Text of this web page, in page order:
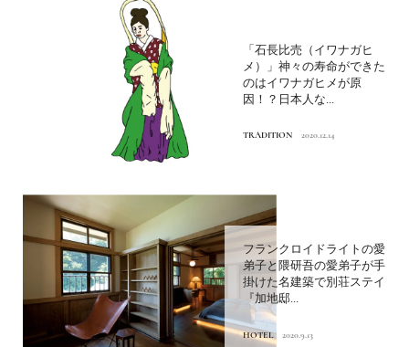
「石長比売（イワナガヒ
メ）」神々の寿命ができた
のはイワナガヒメが原
因！？日本人な...
TRADITION 2020.12.14
フランクロイドライトの愛
弟子と隈研吾の愛弟子が手
掛けた名建築で別荘ステイ
『加地邸...
HOTEL 2020.9.13